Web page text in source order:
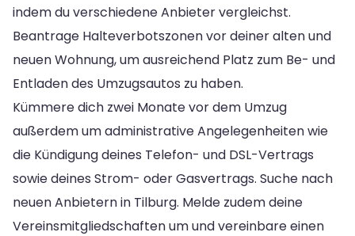
indem du verschiedene Anbieter vergleichst.
Beantrage Halteverbotszonen vor deiner alten und
neuen Wohnung, um ausreichend Platz zum Be- und
Entladen des Umzugsautos zu haben.
Kümmere dich zwei Monate vor dem Umzug
außerdem um administrative Angelegenheiten wie
die Kündigung deines Telefon- und DSL-Vertrags
sowie deines Strom- oder Gasvertrags. Suche nach
neuen Anbietern in Tilburg. Melde zudem deine
Vereinsmitgliedschaften um und vereinbare einen